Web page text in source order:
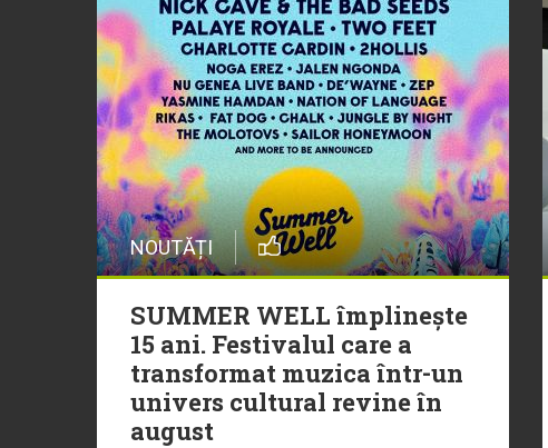
NOUTĂȚI
SUMMER WELL împlinește
15 ani. Festivalul care a
transformat muzica într-un
univers cultural revine în
august